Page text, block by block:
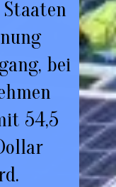
bei
54,5